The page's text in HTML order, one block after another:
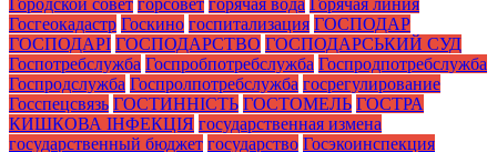
Госгеокадастр Госкино госпитализация ГОСПОДАР
ГОСПОДАРІ ГОСПОДАРСТВО ГОСПОДАРСЬКИЙ СУД
Госпотребслужба Госпробпотребслужба Госпродпотребслужба
Госпродслужба Госпролпотребслужба госрегулирование
Госспецсвязь ГОСТИННІСТЬ ГОСТОМЕЛЬ ГОСТРА
КИШКОВА ІНФЕКЦІЯ государственная измена
государственный бюджет государство Госэкоинспекция